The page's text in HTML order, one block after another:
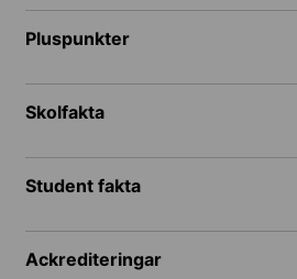
Pluspunkter
Skolfakta
Student fakta
Ackrediteringar